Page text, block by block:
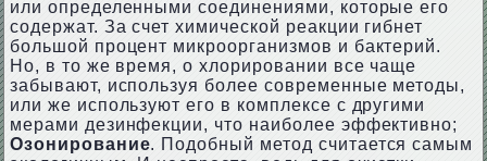
или определенными соединениями, которые его
содержат. За счет химической реакции гибнет
большой процент микроорганизмов и бактерий.
Но, в то же время, о хлорировании все чаще
забывают, используя более современные методы,
или же используют его в комплексе с другими
мерами дезинфекции, что наиболее эффективно;
Озонирование. Подобный метод считается самым